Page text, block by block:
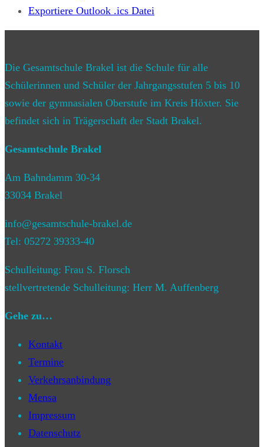
Exportiere Outlook .ics Datei
Die Gesamtschule Brakel ist die Schule für alle
Schülerinnen und Schüler der Jahrgangsstufen 5 bis 10
sowie der gymnasialen Oberstufe im Kreis Höxter. Sie
befindet sich in Trägerschaft der Stadt Brakel.
Gesamtschule Brakel
Am Bahndamm 30-34
33034 Brakel
info@gesamtschule-brakel.de
Tel: 05272 39333-40
Schulleitung: Frau S. Florsch
stellvertretende Schulleitung: Herr M. Auffenberg
Gehe zu…
Kontakt
Termine
Verkehrsanbindung
Mensa
Impressum
Datenschutz